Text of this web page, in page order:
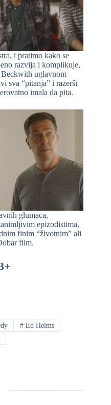
i pratimo kako se
razvija i komplikuje,
uglavnom
sva “pitanja” i razerši
imala da pita.
glumaca,
epizodistima,
finim “životnim” ali
film.
# Ed Helms